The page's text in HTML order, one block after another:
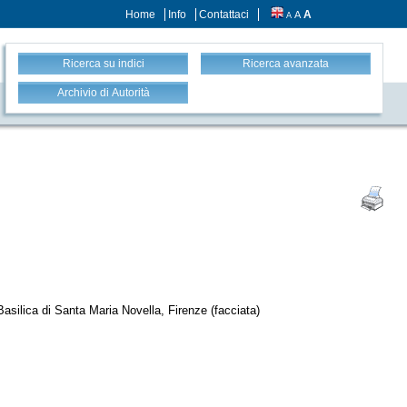
Home Info Contattaci A A A
Ricerca su indici Ricerca avanzata
Archivio di Autorità